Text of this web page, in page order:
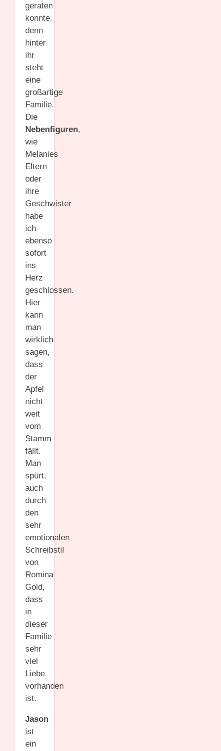
geraten
konnte,
denn
hinter
ihr
steht
eine
großartige
Familie.
Die
Nebenfiguren,
wie
Melanies
Eltern
oder
ihre
Geschwister
habe
ich
ebenso
sofort
ins
Herz
geschlossen.
Hier
kann
man
wirklich
sagen,
dass
der
Apfel
nicht
weit
vom
Stamm
fällt.
Man
spürt,
auch
durch
den
sehr
emotionalen
Schreibstil
von
Romina
Gold,
dass
in
dieser
Familie
sehr
viel
Liebe
vorhanden
ist.
Jason
ist
ein